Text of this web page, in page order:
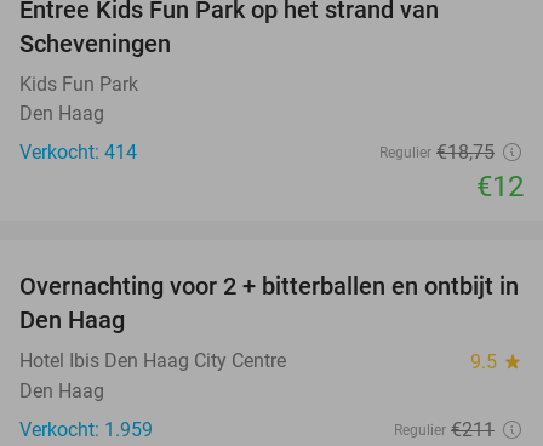
Entree Kids Fun Park op het strand van
Scheveningen
Kids Fun Park
Den Haag
Verkocht: 414
Regulier €18,75
€12
41%
Overnachting voor 2 + bitterballen en ontbijt in
Den Haag
Hotel Ibis Den Haag City Centre 9.5 star
Den Haag
Verkocht: 1.959
Regulier €211